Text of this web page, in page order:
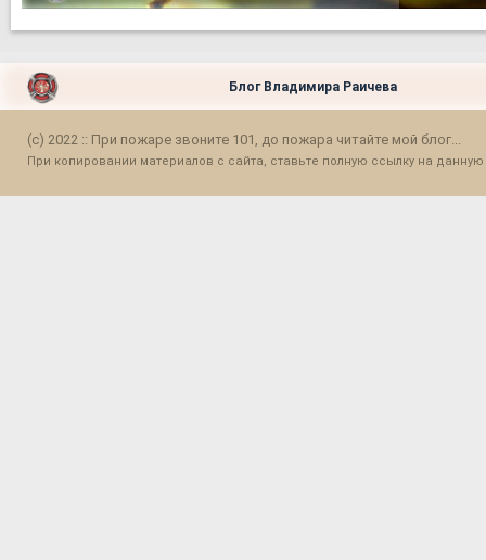
Блог Владимира Раичева
(c) 2022 :: При пожаре звоните 101, до пожара читайте мой блог...
При копировании материалов с сайта, ставьте полную ссылку на данную